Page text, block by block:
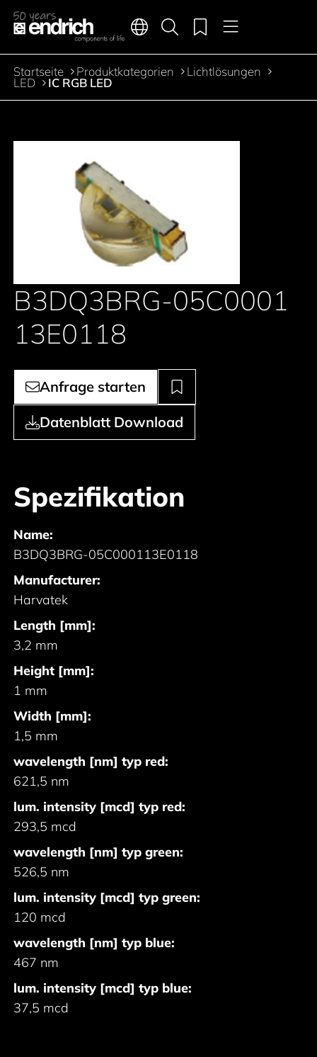
Zum Inhalt springen
Hauptnavigation
Sprachen Menü
Produktsuche
Merkliste
Pfadnavigation
Startseite Produktkategorien Lichtlösungen
LED IC RGB LED
B3DQ3BRG-05C0001
13E0118
Anfrage starten
Datenblatt Download
Spezifikation
Name:
B3DQ3BRG-05C000113E0118
Manufacturer:
Harvatek
Length [mm]:
3,2 mm
Height [mm]:
1 mm
Width [mm]:
1,5 mm
wavelength [nm] typ red:
621,5 nm
lum. intensity [mcd] typ red:
293,5 mcd
wavelength [nm] typ green:
526,5 nm
lum. intensity [mcd] typ green:
120 mcd
wavelength [nm] typ blue:
467 nm
lum. intensity [mcd] typ blue:
37,5 mcd